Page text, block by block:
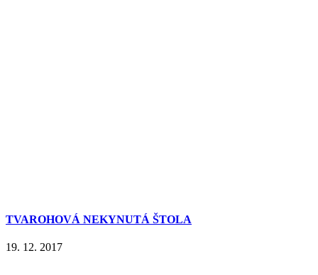
TVAROHOVÁ NEKYNUTÁ ŠTOLA
19. 12. 2017